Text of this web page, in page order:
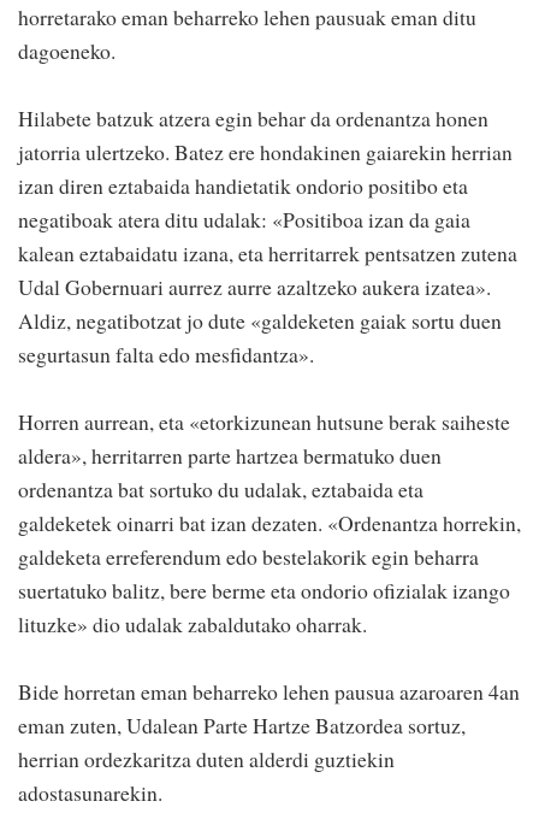
horretarako eman beharreko lehen pausuak eman ditu
dagoeneko.
Hilabete batzuk atzera egin behar da ordenantza honen
jatorria ulertzeko. Batez ere hondakinen gaiarekin herrian
izan diren eztabaida handietatik ondorio positibo eta
negatiboak atera ditu udalak: «Positiboa izan da gaia
kalean eztabaidatu izana, eta herritarrek pentsatzen zutena
Udal Gobernuari aurrez aurre azaltzeko aukera izatea».
Aldiz, negatibotzat jo dute «galdeketen gaiak sortu duen
segurtasun falta edo mesfidantza».
Horren aurrean, eta «etorkizunean hutsune berak saiheste
aldera», herritarren parte hartzea bermatuko duen
ordenantza bat sortuko du udalak, eztabaida eta
galdeketek oinarri bat izan dezaten. «Ordenantza horrekin,
galdeketa erreferendum edo bestelakorik egin beharra
suertatuko balitz, bere berme eta ondorio ofizialak izango
lituzke» dio udalak zabaldutako oharrak.
Bide horretan eman beharreko lehen pausua azaroaren 4an
eman zuten, Udalean Parte Hartze Batzordea sortuz,
herrian ordezkaritza duten alderdi guztiekin
adostasunarekin.